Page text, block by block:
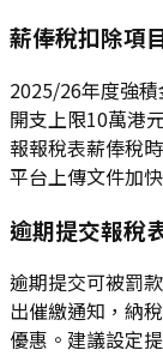
薪俸稅扣除項
2025/26年度強
開支上限10萬港
報報稅表薪俸稅
平台上傳文件加
逾期提交報稅
逾期提交可被罰
出催繳通知，納
優惠。建議設定